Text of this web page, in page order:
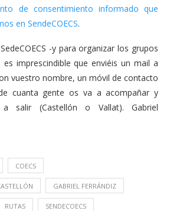
de consentimiento informado que
en SendeCOECS.
-y para organizar los grupos
imprescindible que enviéis un mail a
vuestro nombre, un móvil de contacto
cuanta gente os va a acompañar y
salir (Castellón o Vallat). Gabriel
COECS
GABRIEL FERRÁNDIZ
RUTAS SENDECOECS